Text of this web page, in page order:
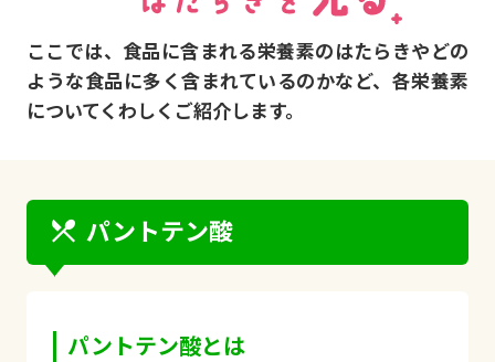
ここでは、食品に含まれる栄養素のはたらきやどの
ような食品に多く含まれているのかなど、各栄養素
についてくわしくご紹介します。
restaurant_menu パントテン酸
パントテン酸とは